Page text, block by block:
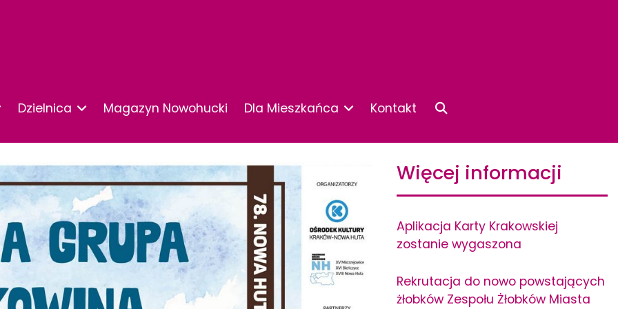
Dzielnica Magazyn Nowohucki Dla Mieszkańca Kontakt
Więcej informacji
Aplikacja Karty Krakowskiej
zostanie wygaszona
Rekrutacja do nowo powstających
żłobków Zespołu Żłobków Miasta